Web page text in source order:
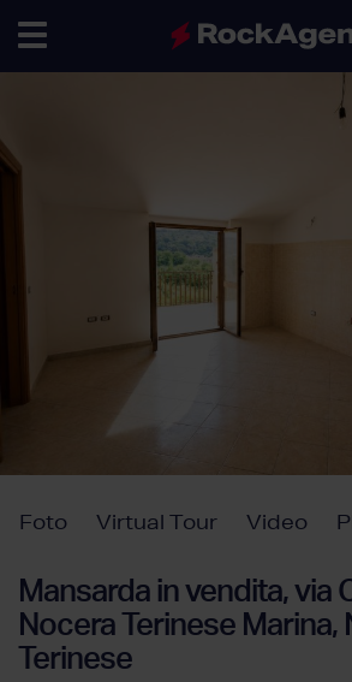
Mansarda in vendita, via
Nocera Terinese Marina,
Terinese
Foto Virtual Tour Video